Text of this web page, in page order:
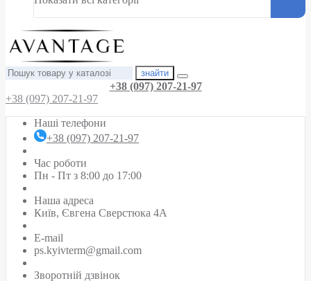
знайти
+38 (097) 207-21-97
+38 (097) 207-21-97
Наші телефони
+38 (097) 207-21-97
Час роботи
Пн - Пт з 8:00 до 17:00
Наша адреса
Київ, Євгена Сверстюка 4А
E-mail
ps.kyivterm@gmail.com
Зворотній дзвінок